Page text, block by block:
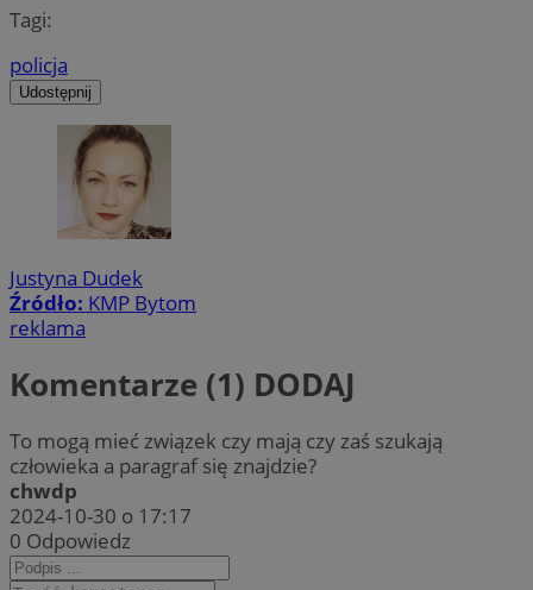
Tagi:
policja
Udostępnij
Justyna Dudek
Źródło: KMP Bytom
reklama
Komentarze (1) DODAJ
To mogą mieć związek czy mają czy zaś szukają
człowieka a paragraf się znajdzie?
chwdp
2024-10-30 o 17:17
0 Odpowiedz